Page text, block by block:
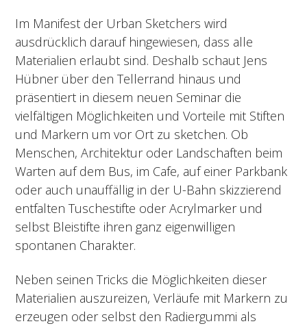
Im Manifest der Urban Sketchers wird
ausdrücklich darauf hingewiesen, dass alle
Materialien erlaubt sind. Deshalb schaut Jens
Hübner über den Tellerrand hinaus und
präsentiert in diesem neuen Seminar die
vielfältigen Möglichkeiten und Vorteile mit Stiften
und Markern um vor Ort zu sketchen. Ob
Menschen, Architektur oder Landschaften beim
Warten auf dem Bus, im Cafe, auf einer Parkbank
oder auch unauffällig in der U-Bahn skizzierend
entfalten Tuschestifte oder Acrylmarker und
selbst Bleistifte ihren ganz eigenwilligen
spontanen Charakter.
Neben seinen Tricks die Möglichkeiten dieser
Materialien auszureizen, Verläufe mit Markern zu
erzeugen oder selbst den Radiergummi als